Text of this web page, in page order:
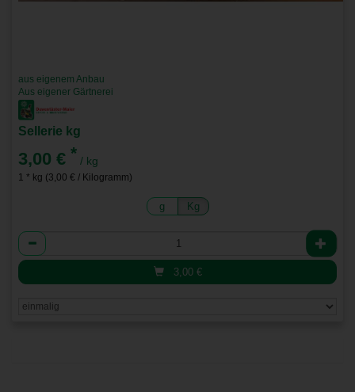
aus eigenem Anbau
Aus eigener Gärtnerei
Sellerie kg
3,00 € * / kg
1 * kg (3,00 € / Kilogramm)
g Kg
Anzahl
3,00 €